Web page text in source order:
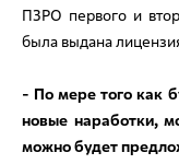
ПЗРО первого и
была выдана
- По мере того как
новые наработки,
можно будет